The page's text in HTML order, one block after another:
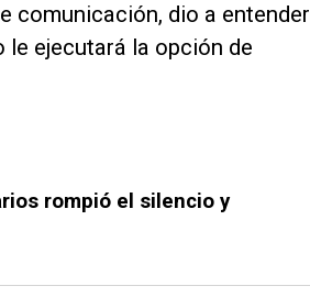
comunicación, dio a entender
le ejecutará la opción de
rompió el silencio y